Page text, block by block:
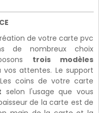
de votre carte pvc
de nombreux choix
trois modèles
attentes. Le support
coins de votre carte
selon l'usage que vous
de la carte est de